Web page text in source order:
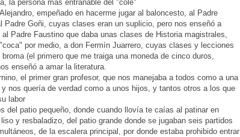
la persona más entrañable del "cole"
empeñado en hacerme jugar al baloncesto, al Padre
Padre Goñi, cuyas clases eran un suplicio, pero nos enseñó a
al Padre Faustino que daba unas clases de Historia magistrales,
por medio, a don Fermín Juarrero, cuyas clases y lecciones
(el primero que me traiga una moneda de cinco duros,
enseñó a amar la literatura.
el primer gran profesor, que nos manejaba a todos como a una
nos quería de verdad como a unos hijos, y tantos otros a los que
labor
del patio pequeño, donde cuando llovía te caías al patinar en
y resbaladizo, del patio grande donde se jugaban seis partidos
de la escalera principal, por donde estaba prohibido entrar